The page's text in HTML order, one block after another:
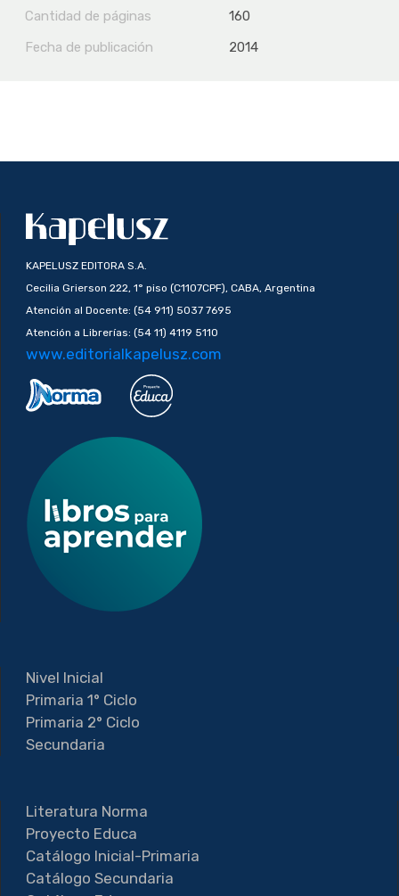
Cantidad de páginas
160
Fecha de publicación
2014
KAPELUSZ EDITORA S.A.
Cecilia Grierson 222, 1° piso (C1107CPF), CABA, Argentina
Atención al Docente: (54 911) 5037 7695
Atención a Librerías: (54 11) 4119 5110
www.editorialkapelusz.com
Nivel Inicial
Primaria 1° Ciclo
Primaria 2° Ciclo
Secundaria
Literatura Norma
Proyecto Educa
Catálogo Inicial-Primaria
Catálogo Secundaria